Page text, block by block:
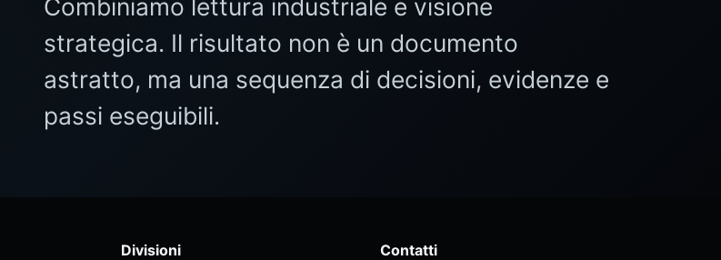
Combiniamo lettura industriale e visione
strategica. Il risultato non è un documento
astratto, ma una sequenza di decisioni, evidenze e
passi eseguibili.
Divisioni
Contatti